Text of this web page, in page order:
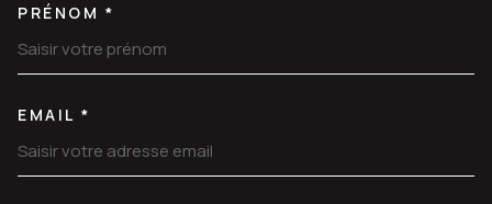
PRÉNOM *
EMAIL *